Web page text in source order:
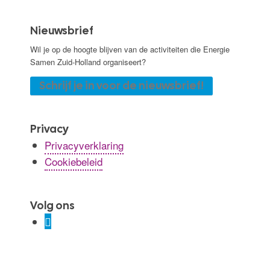
Nieuwsbrief
Wil je op de hoogte blijven van de activiteiten die Energie
Samen Zuid-Holland organiseert?
Schrijf je in voor de nieuwsbrief!
Privacy
Privacyverklaring
Cookiebeleid
Volg ons